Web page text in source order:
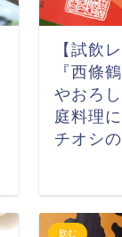
【試飲
『西條
やおろ
庭料理
チオシ
飲む